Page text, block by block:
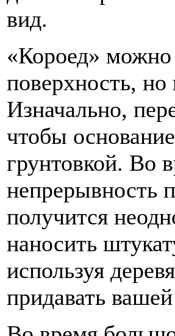
вид.
«Короед» можно
поверхность,
Изначально,
чтобы
грунтовкой. Во
непрерывность
получится
наносить
используя
придавать